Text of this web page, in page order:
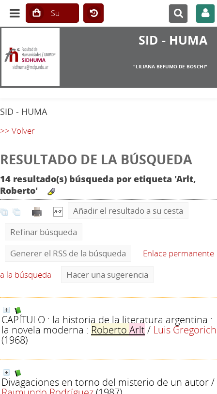
SID - HUMA
"LILIANA BEFUMO DE BOSCHI"
SID - HUMA
>> Volver
RESULTADO DE LA BÚSQUEDA
14 resultado(s) búsqueda por etiqueta 'Arlt,
Roberto'
Añadir el resultado a su cesta
Refinar búsqueda
Generer el RSS de la búsqueda
Enlace permanente
a la búsqueda
Hacer una sugerencia
CAPÍTULO : la historia de la literatura argentina :
la novela moderna : Roberto Arlt/ Luis Gregorich
(1968)
Divagaciones en torno del misterio de un autor/